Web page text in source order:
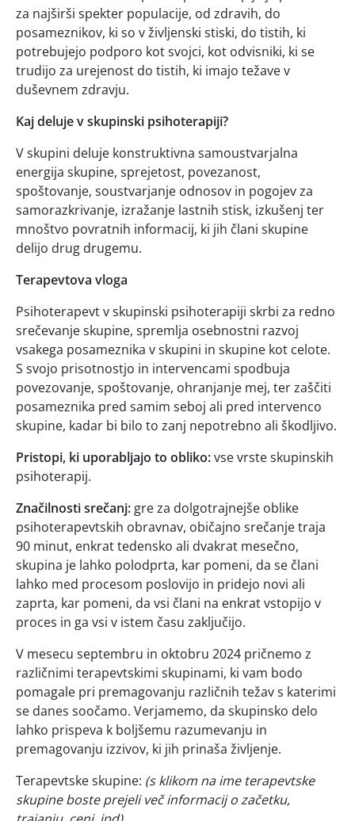
za najširši spekter populacije, od zdravih, do
posameznikov, ki so v življenski stiski, do tistih, ki
potrebujejo podporo kot svojci, kot odvisniki, ki se
trudijo za urejenost do tistih, ki imajo težave v
duševnem zdravju.
Kaj deluje v skupinski psihoterapiji?
V skupini deluje konstruktivna samoustvarjalna
energija skupine, sprejetost, povezanost,
spoštovanje, soustvarjanje odnosov in pogojev za
samorazkrivanje, izražanje lastnih stisk, izkušenj ter
mnoštvo povratnih informacij, ki jih člani skupine
delijo drug drugemu.
Terapevtova vloga
Psihoterapevt v skupinski psihoterapiji skrbi za redno
srečevanje skupine, spremlja osebnostni razvoj
vsakega posameznika v skupini in skupine kot celote.
S svojo prisotnostjo in intervencami spodbuja
povezovanje, spoštovanje, ohranjanje mej, ter zaščiti
posameznika pred samim seboj ali pred intervenco
skupine, kadar bi bilo to zanj nepotrebno ali škodljivo.
Pristopi, ki uporabljajo to obliko:vse vrste skupinskih
psihoterapij.
Značilnosti srečanj: gre za dolgotrajnejše oblike
psihoterapevtskih obravnav, običajno srečanje traja
90 minut, enkrat tedensko ali dvakrat mesečno,
skupina je lahko polodprta, kar pomeni, da se člani
lahko med procesom poslovijo in pridejo novi ali
zaprta, kar pomeni, da vsi člani na enkrat vstopijo v
proces in ga vsi v istem času zaključijo.
V mesecu septembru in oktobru 2024 pričnemo z
različnimi terapevtskimi skupinami, ki vam bodo
pomagale pri premagovanju različnih težav s katerimi
se danes soočamo. Verjamemo, da skupinsko delo
lahko prispeva k boljšemu razumevanju in
premagovanju izzivov, ki jih prinaša življenje.
Terapevtske skupine: (s klikom na ime terapevtske
skupine boste prejeli več informacij o začetku,